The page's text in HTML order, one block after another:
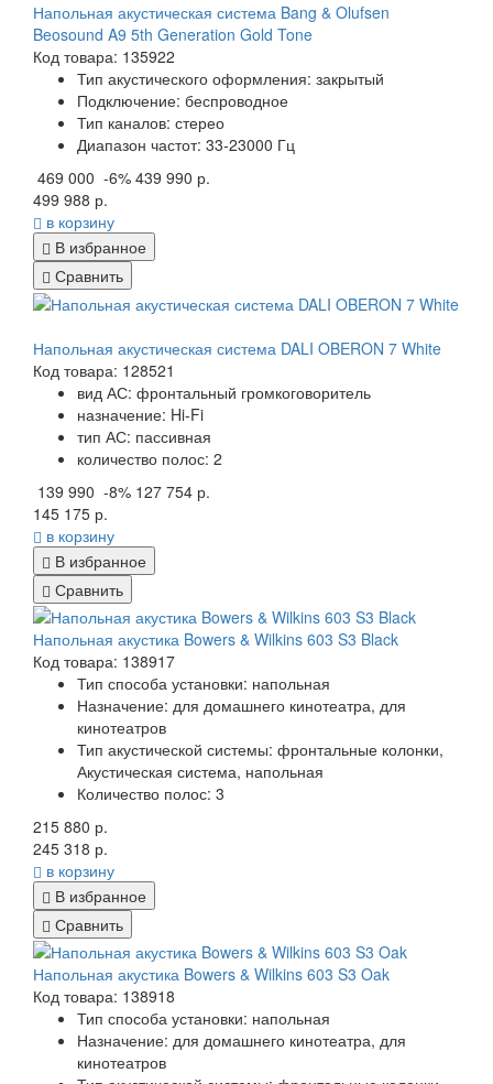
Напольная акустическая система Bang & Olufsen
Beosound A9 5th Generation Gold Tone
Код товара: 135922
Тип акустического оформления: закрытый
Подключение: беспроводное
Тип каналов: стерео
Диапазон частот: 33-23000 Гц
469 000 -6% 439 990 р.
499 988 р.
в корзину
В избранное
Сравнить
Напольная акустическая система DALI OBERON 7 White
Код товара: 128521
вид АС: фронтальный громкоговоритель
назначение: Hi-Fi
тип АС: пассивная
количество полос: 2
139 990 -8% 127 754 р.
145 175 р.
в корзину
В избранное
Сравнить
Напольная акустика Bowers & Wilkins 603 S3 Black
Код товара: 138917
Тип способа установки: напольная
Назначение: для домашнего кинотеатра, для
кинотеатров
Тип акустической системы: фронтальные колонки,
Акустическая система, напольная
Количество полос: 3
215 880 р.
245 318 р.
в корзину
В избранное
Сравнить
Напольная акустика Bowers & Wilkins 603 S3 Oak
Код товара: 138918
Тип способа установки: напольная
Назначение: для домашнего кинотеатра, для
кинотеатров